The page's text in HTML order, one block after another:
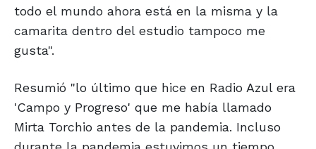
todo el mundo ahora está en la misma y la
camarita dentro del estudio tampoco me
gusta".
Resumió "lo último que hice en Radio Azul era
'Campo y Progreso' que me había llamado
Mirta Torchio antes de la pandemia. Incluso